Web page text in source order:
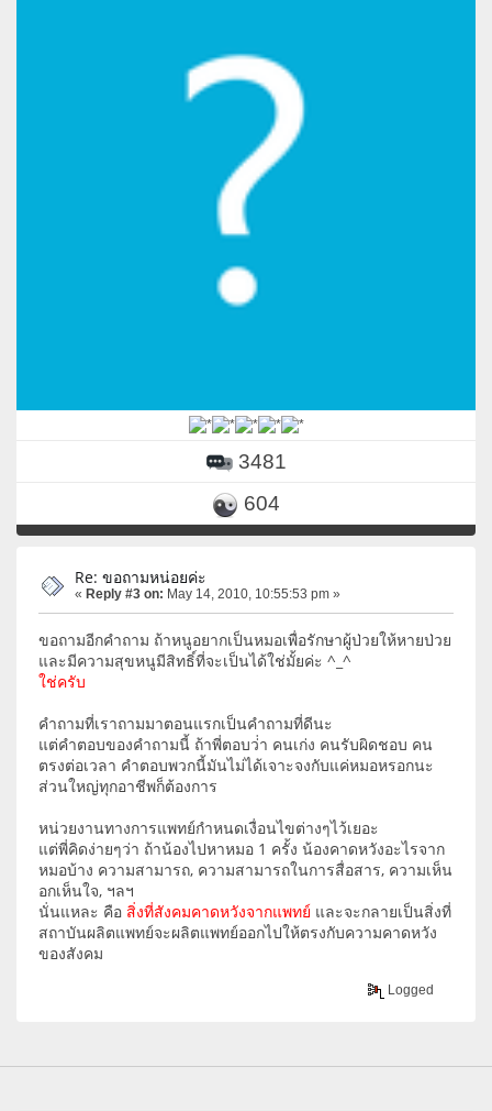
3481
604
Re: ขอถามหน่อยค่ะ
« Reply #3 on: May 14, 2010, 10:55:53 pm »
ขอถามอีกคำถาม ถ้าหนูอยากเป็นหมอเพื่อรักษาผู้ป่วยให้หายป่วย
และมีความสุขหนูมีสิทธิ์ที่จะเป็นได้ใช่มั้ยค่ะ ^_^
ใช่ครับ
คำถามที่เราถามมาตอนแรกเป็นคำถามที่ดีนะ
แต่คำตอบของคำถามนี้ ถ้าพี่ตอบว่่า คนเก่ง คนรับผิดชอบ คน
ตรงต่อเวลา คำตอบพวกนี้มันไม่ได้เจาะจงกับแค่หมอหรอกนะ
ส่วนใหญ่ทุกอาชีพก็ต้องการ
หน่วยงานทางการแพทย์กำหนดเงื่อนไขต่างๆไว้เยอะ
แต่พี่คิดง่ายๆว่า ถ้าน้องไปหาหมอ 1 ครั้ง น้องคาดหวังอะไรจาก
หมอบ้าง ความสามารถ, ความสามารถในการสื่อสาร, ความเห็น
อกเห็นใจ, ฯลฯ
นั่นแหละ คือ สิ่งที่สังคมคาดหวังจากแพทย์ และจะกลายเป็นสิ่งที่
สถาบันผลิตแพทย์จะผลิตแพทย์ออกไปให้ตรงกับความคาดหวัง
ของสังคม
Logged